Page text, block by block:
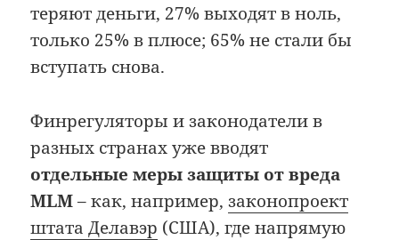
теряют деньги, 27% выходят в ноль,
только 25% в плюсе; 65% не стали бы
вступать снова.
Финрегуляторы и законодатели в
разных странах уже вводят
отдельные меры защиты от вреда
MLM– как, например,законопроект
штата Делавэр (США), где напрямую